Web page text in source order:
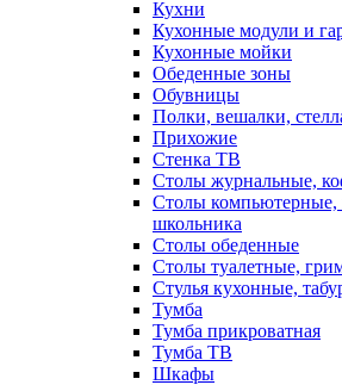
Кухни
Кухонные модули и
Кухонные мойки
Обеденные зоны
Обувницы
Полки, вешалки,
Прихожие
Стенка ТВ
Столы журнальные,
Столы компьютерные,
школьника
Столы обеденные
Столы туалетные,
Стулья кухонные,
Тумба
Тумба прикроватная
Тумба ТВ
Шкафы